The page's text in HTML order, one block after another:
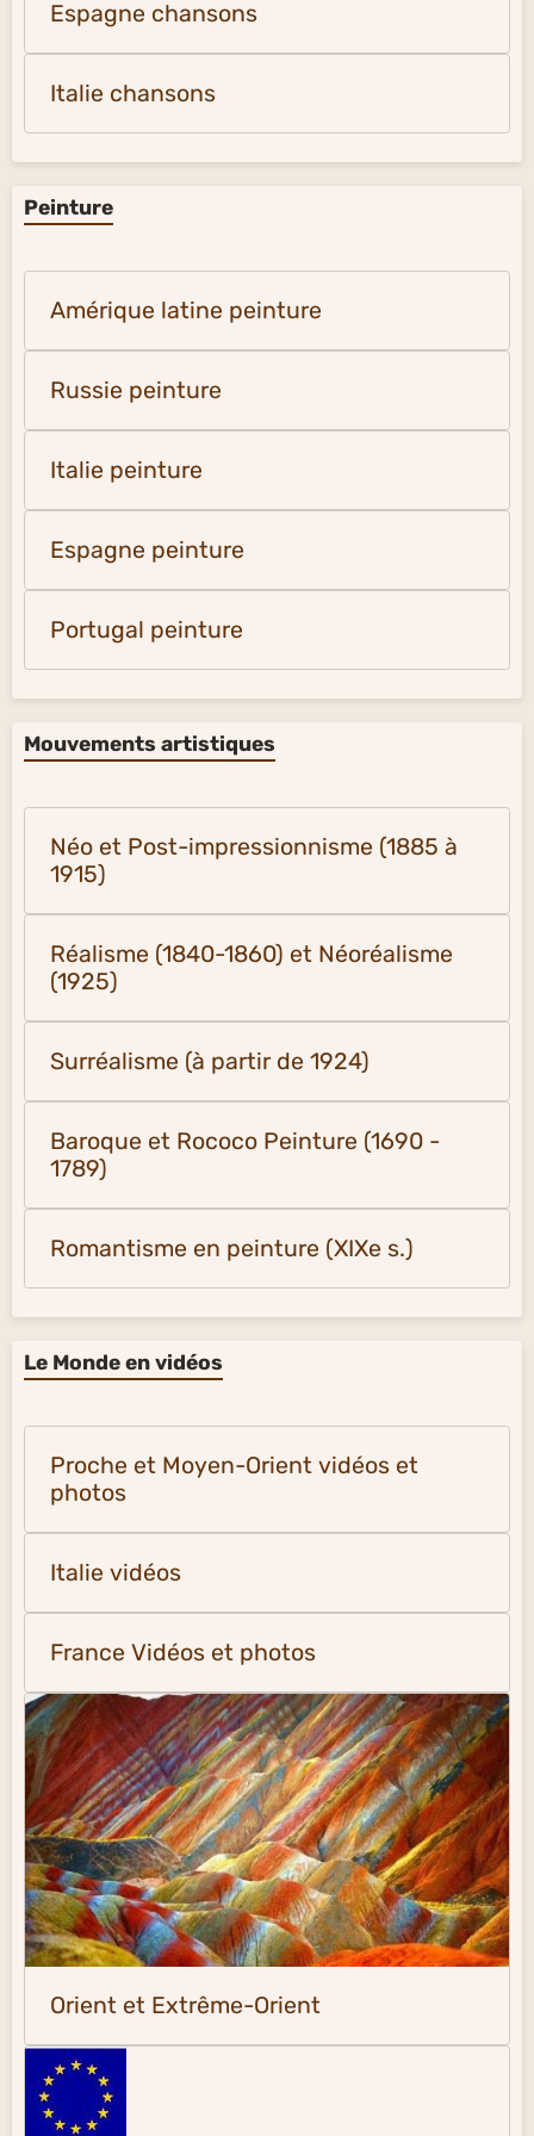
Espagne chansons
Italie chansons
Peinture
Amérique latine peinture
Russie peinture
Italie peinture
Espagne peinture
Portugal peinture
Mouvements artistiques
Néo et Post-impressionnisme (1885 à
1915)
Réalisme (1840-1860) et Néoréalisme
(1925)
Surréalisme (à partir de 1924)
Baroque et Rococo Peinture (1690 -
1789)
Romantisme en peinture (XIXe s.)
Le Monde en vidéos
Proche et Moyen-Orient vidéos et
photos
Italie vidéos
France Vidéos et photos
Orient et Extrême-Orient